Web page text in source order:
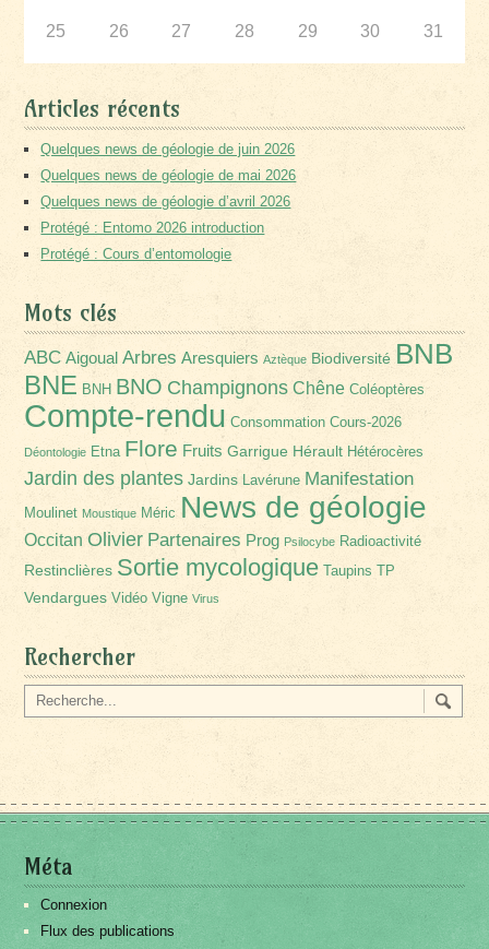
25 26 27 28 29 30 31
Articles récents
Quelques news de géologie de juin 2026
Quelques news de géologie de mai 2026
Quelques news de géologie d’avril 2026
Protégé : Entomo 2026 introduction
Protégé : Cours d’entomologie
Mots clés
ABC Aigoual Arbres Aresquiers Aztèque Biodiversité BNB
BNE BNH BNO Champignons Chêne Coléoptères
Compte-rendu Consommation Cours-2026
Déontologie Etna Flore Fruits Garrigue Hérault Hétérocères
Jardin des plantes Jardins Lavérune Manifestation
Moulinet Moustique Méric News de géologie
Occitan Olivier Partenaires Prog Psilocybe Radioactivité
Restinclières Sortie mycologique Taupins TP
Vendargues Vidéo Vigne Virus
Rechercher
Méta
Connexion
Flux des publications